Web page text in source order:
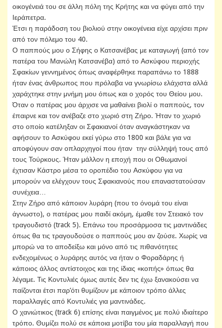
οικογένειά του σε άλλη πόλη της Κρήτης και να φύγει από την
Ιεράπετρα.
Έτσι η παράδοση του βιολιού στην οικογένεια είχε αρχίσει πριν
από τον πόλεμο του 40.
Ο παππούς μου ο Σήφης ο Κατσανέβας με καταγωγή (από τον
πατέρα του Μανώλη Κατσανέβα) από το Ασκύφου περιοχής
Σφακίων γεννημένος όπως αναφέρθηκε παραπάνω το 1888
ήταν ένας άνθρωπος που πρόλαβα να γνωρίσω ελάχιστα αλλά
χαράχτηκε στην μνήμη μου όπως και ο χορός του Θείου μου.
Όταν ο πατέρας μου άρχισε να μαθαίνει βιολί ο παππούς, τον
έπαιρνε και τον ανέβαζε στο χωριό στη Ζήρο. Ήταν το χωριό
στο οποίο κατέληξαν οι Σφακιανοί όταν αναγκάστηκαν να
αφήσουν το Ασκύφου εκεί γύρω στο 1800 και βάλε για να
αποφύγουν σαν οπλαρχηγοί που ήταν την σύλληψή τους από
τους Τούρκους. Ήταν μάλλον η εποχή που οι Οθωμανοί
έχτισαν Κάστρο μέσα το οροπέδιο του Ασκύφου για να
μπορούν να ελέγχουν τους Σφακιανούς που επαναστατούσαν
συνέχεια…
Στην Ζήρο από κάποιον λυράρη (που το όνομά του είναι
άγνωστο), ο πατέρας μου παιδί ακόμη, έμαθε τον Στειακό τον
τραγουδιστό (track 5). Επάνω του προσάρμοσα τις μαντινάδες
όπως θα τις τραγουδούσε ο παππούς μου αν ζούσε. Χωρίς να
μπορώ να το αποδείξω και μόνο από τις πιθανότητες
ενδεχομένως ο λυράρης αυτός να ήταν ο Φοραδάρης ή
κάποιος άλλος αντίστοιχος και της ίδιας «κοπής» όπως θα
λέγαμε. Τις Κοντυλιές όμως αυτές δεν τις έχω ξανακούσει να
παίζονται έτσι παρ’ότι θυμίζουν με κάποιον τρόπο άλλες
παραλλαγές από Κοντυλιές για μαντινάδες.
Ο χανιώτικος (track 6) επίσης είναι παιγμένος με πολύ ιδιαίτερο
τρόπο. Θυμίζει πολύ σε κάποια μοτίβα του μία παραλλαγή που